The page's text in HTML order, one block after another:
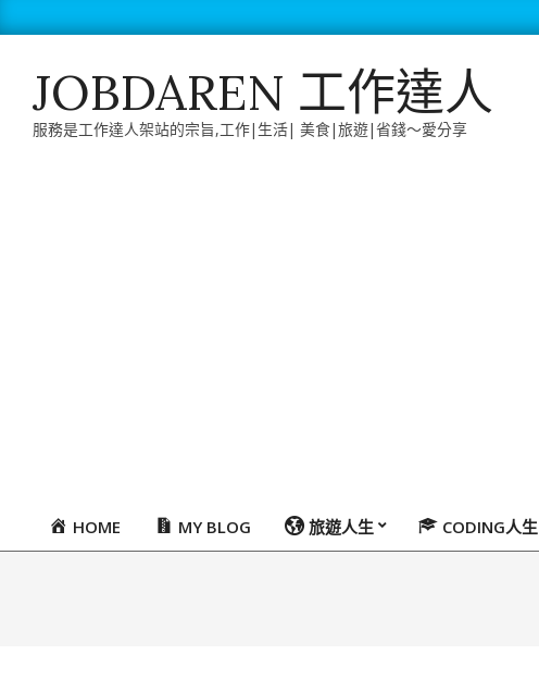
to
JOBDAREN 工作達人
服務是工作達人架站的宗旨,工作|生活| 美食|旅遊|省錢～愛分享
PrimaryHOME MY BLOG 旅遊人生 CODING人生